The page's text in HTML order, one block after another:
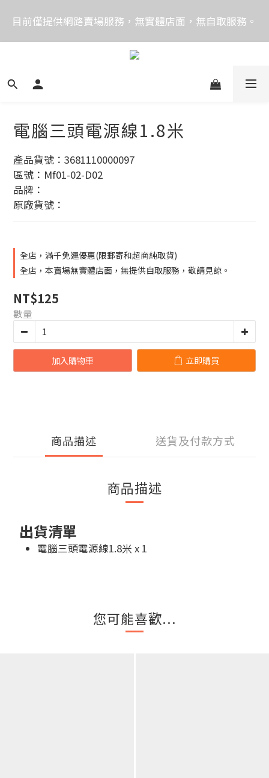
價格均含稅，下單享優惠！歡迎大量採購，由專人提供
專案報價。
目前僅提供網路賣場服務，無實體店面，無自取服務。
目前電話系統異常，暫時無法正常接聽來電，請改播
電腦三頭電源線1.8米
產品貨號：3681110000097
區號：Mf01-02-D02
品牌：
原廠貨號：
全店，滿千免運優惠(限郵寄和超商純取貨)
全店，本賣場無實體店面，無提供自取服務，敬請見諒。
NT$125
數量
加入購物車 立即購買
商品描述 送貨及付款方式
商品描述
出貨清單
電腦三頭電源線1.8米 x 1
您可能喜歡...